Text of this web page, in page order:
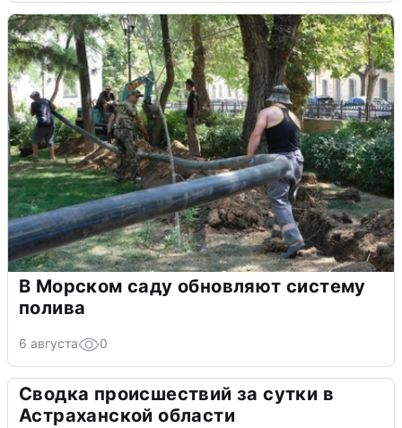
В Морском саду обновляют систему
полива
6 августа 0
Сводка происшествий за сутки в
Астраханской области